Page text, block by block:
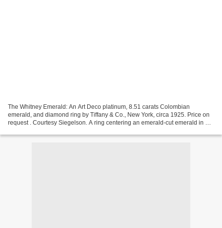
The Whitney Emerald: An Art Deco platinum, 8.51 carats Colombian
emerald, and diamond ring by Tiffany & Co., New York, circa 1925. Price on
request . Courtesy Siegelson. A ring centering an emerald-cut emerald in a